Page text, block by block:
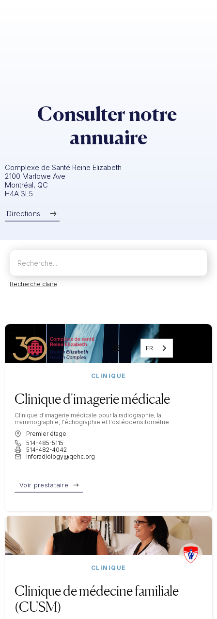
FR
Consulter notre
annuaire
Complexe de Santé Reine Elizabeth
2100 Marlowe Ave
Montréal, QC
H4A 3L5
Directions
Recherche claire
CLINIQUE
Clinique d'imagerie médicale
Clinique d'imagerie médicale pour la radiographie, la
mammographie, l'échographie et l'ostéodensitométrie
Premier étage
514-485-5115
514-482-4042
inforadiology@qehc.org
Voir prestataire
CLINIQUE
Clinique de médecine familiale
(CUSM)